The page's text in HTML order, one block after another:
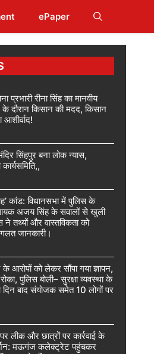
ePaper
रीना सिंह का मानवीय
दौरान किसान की मदद, किसान
सिंहपुर बना लोक न्यास,
कांड: विधानसभा में पुलिस के
अजय सिंह के सवालों से खुली
तथ्यों और वास्तविकता को
जानकारी।
आरोपों को लेकर सौंपा गया ज्ञापन,
पुलिस बोली– सुरक्षा व्यवस्था के
दिन बाद संयोजक समेत 10 लोगों पर
और छात्रों पर कार्रवाई के
मऊगंज कलेक्ट्रेट पहुंचकर